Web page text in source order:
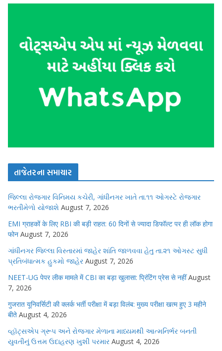
તાજેતરના સમાચાર
જિલ્લા રોજગાર વિનિમય કચેરી, ગાંધીનગર ખાતે તા.૧૧ ઓગસ્ટે રોજગાર
ભરતીમેળો યોજાશે August 7, 2026
EMI ग्राहकों के लिए RBI की बड़ी राहत: 60 दिनों से ज्यादा डिफॉल्ट पर ही लॉक होगा
फोन August 7, 2026
ગાંધીનગર જિલ્લા વિસ્તારમાં જાહેર શાંતિ જાળવવા હેતુ તા.૨૧ ઓગસ્ટ સુધી
પ્રતિબંધાત્મક હુકમો જાહેર August 7, 2026
NEET-UG पेपर लीक मामले में CBI का बड़ा खुलासा: प्रिंटिंग प्रेस से नहीं August
7, 2026
गुजरात यूनिवर्सिटी की क्लर्क भर्ती परीक्षा में बड़ा विलंब: मुख्य परीक्षा खत्म हुए 3 महीने
बीते August 4, 2026
વ્હૉટ્સએપ ગ્રૂપ અને રોજગાર મેળાના માધ્યમથી આત્મનિર્ભર બનતી
યુવતીનું ઉત્તમ ઉદાહરણ ખુશી પરમાર August 4, 2026